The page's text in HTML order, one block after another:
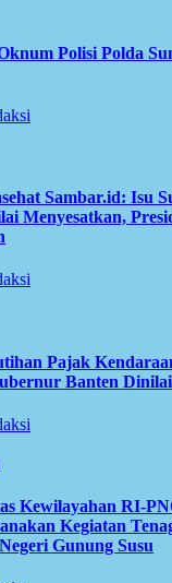
Polisi Polda
Sambar.id: Isu
Menyesatkan,
Pajak
Banten
Kewilayahan RI-
Kegiatan
Gunung Susu